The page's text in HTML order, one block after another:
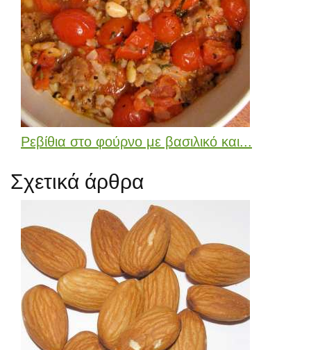
Ρεβίθια στο φούρνο με βασιλικό και...
Σχετικά άρθρα